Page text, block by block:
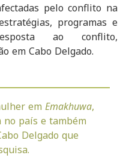
pelo conflito na
programas e
ao conflito,
em Cabo Delgado.
em Emakhuwa,
país e também
Delgado que